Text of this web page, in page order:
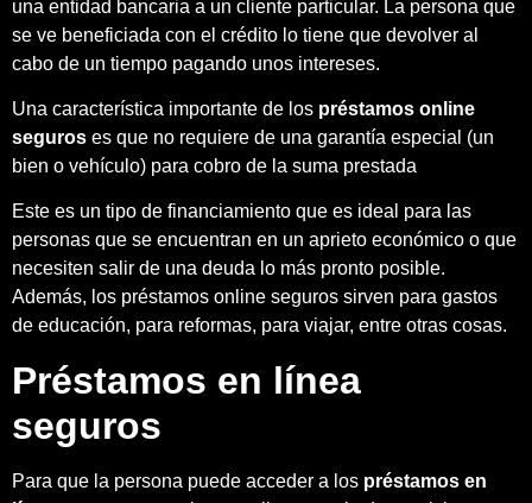
una entidad bancaria a un cliente particular. La persona que
se ve beneficiada con el crédito lo tiene que devolver al
cabo de un tiempo pagando unos intereses.
Una característica importante de los préstamos online
seguros es que no requiere de una garantía especial (un
bien o vehículo) para cobro de la suma prestada
Este es un tipo de financiamiento que es ideal para las
personas que se encuentran en un aprieto económico o que
necesiten salir de una deuda lo más pronto posible.
Además, los préstamos online seguros sirven para gastos
de educación, para reformas, para viajar, entre otras cosas.
Préstamos en línea
seguros
Para que la persona puede acceder a los préstamos en